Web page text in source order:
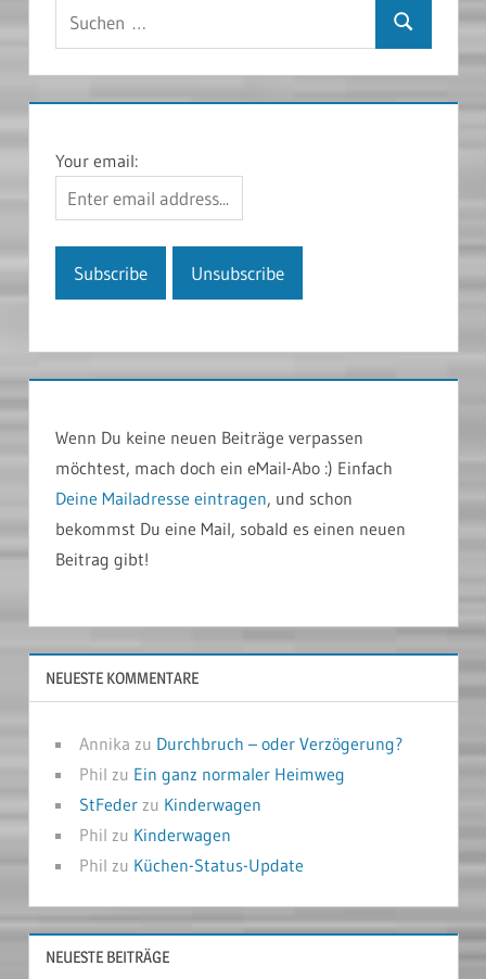
Suchen
Your email:
Wenn Du keine neuen Beiträge verpassen
möchtest, mach doch ein eMail-Abo :) Einfach
Deine Mailadresse eintragen, und schon
bekommst Du eine Mail, sobald es einen neuen
Beitrag gibt!
NEUESTE KOMMENTARE
Annika zu Durchbruch – oder Verzögerung?
Phil zu Ein ganz normaler Heimweg
StFederzu Kinderwagen
Phil zu Kinderwagen
Phil zu Küchen-Status-Update
NEUESTE BEITRÄGE